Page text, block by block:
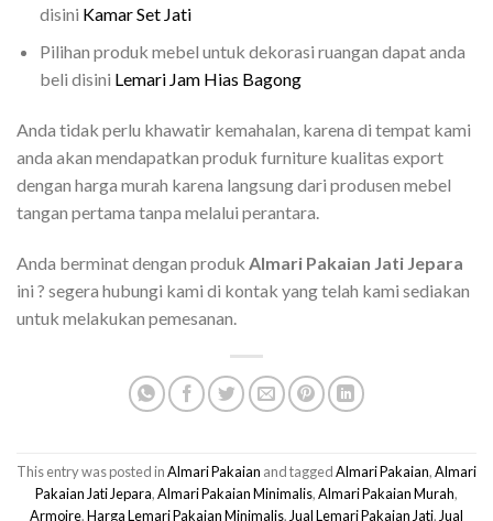
disini Kamar Set Jati
Pilihan produk mebel untuk dekorasi ruangan dapat anda
beli disini Lemari Jam Hias Bagong
Anda tidak perlu khawatir kemahalan, karena di tempat kami
anda akan mendapatkan produk furniture kualitas export
dengan harga murah karena langsung dari produsen mebel
tangan pertama tanpa melalui perantara.
Anda berminat dengan produk Almari Pakaian Jati Jepara
ini ? segera hubungi kami di kontak yang telah kami sediakan
untuk melakukan pemesanan.
This entry was posted inAlmari Pakaian and taggedAlmari Pakaian,Almari
Pakaian Jati Jepara,Almari Pakaian Minimalis,Almari Pakaian Murah,
Armoire,Harga Lemari Pakaian Minimalis, Jual Lemari Pakaian Jati, Jual